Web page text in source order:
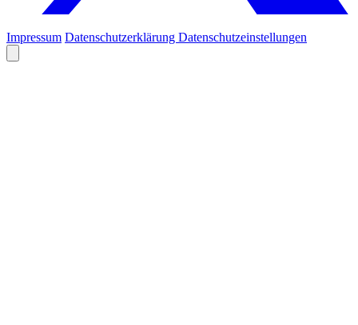
Impressum Datenschutzerklärung Datenschutzeinstellungen